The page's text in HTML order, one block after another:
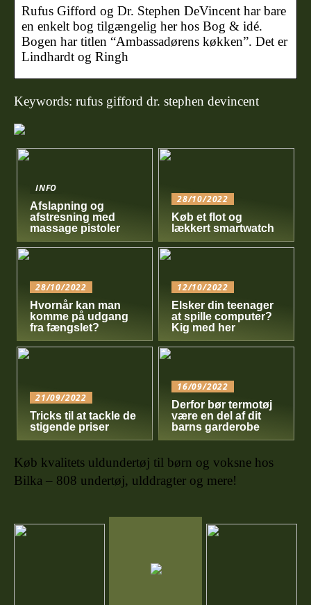
Rufus Gifford og Dr. Stephen DeVincent har bare
en enkelt bog tilgængelig her hos Bog & idé.
Bogen har titlen “Ambassadørens køkken”. Det er
Lindhardt og Ringh
Keywords: rufus gifford dr. stephen devincent
INFO
Afslapning og
afstresning med
massage pistoler
28/10/2022
Køb et flot og
lækkert smartwatch
28/10/2022
Hvornår kan man
komme på udgang
fra fængslet?
12/10/2022
Elsker din teenager
at spille computer?
Kig med her
21/09/2022
Tricks til at tackle de
stigende priser
16/09/2022
Derfor bør termotøj
være en del af dit
barns garderobe
Køb kvalitets uldundertøj til børn og voksne hos
Bilka – 808 undertøj, ulddragter og mere!